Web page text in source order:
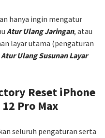
hanya ingin mengatur
Atur Ulang Jaringan, atau
layar utama (pengaturan
Atur Ulang Susunan Layar
Reset iPhone
Pro Max
seluruh pengaturan serta